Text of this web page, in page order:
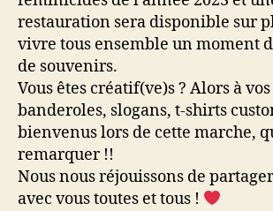
restauration sera disponible sur
vivre tous ensemble un moment
de souvenirs.
Vous êtes créatif(ve)s ? Alors à
banderoles, slogans, t-shirts
bienvenus lors de cette marche,
remarquer !!
Nous nous réjouissons de
avec vous toutes et tous !